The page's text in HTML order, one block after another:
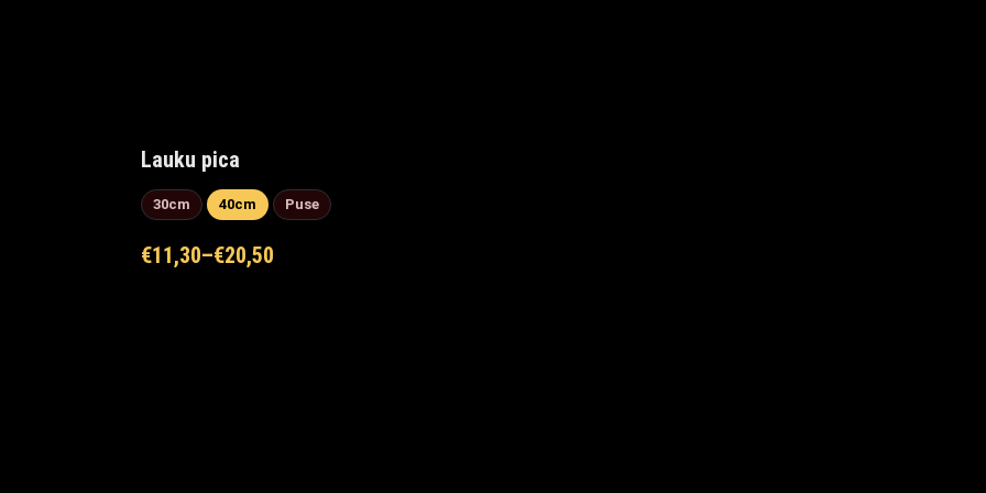
Lauku pica
30cm 40cm Puse
€11,30–€20,50